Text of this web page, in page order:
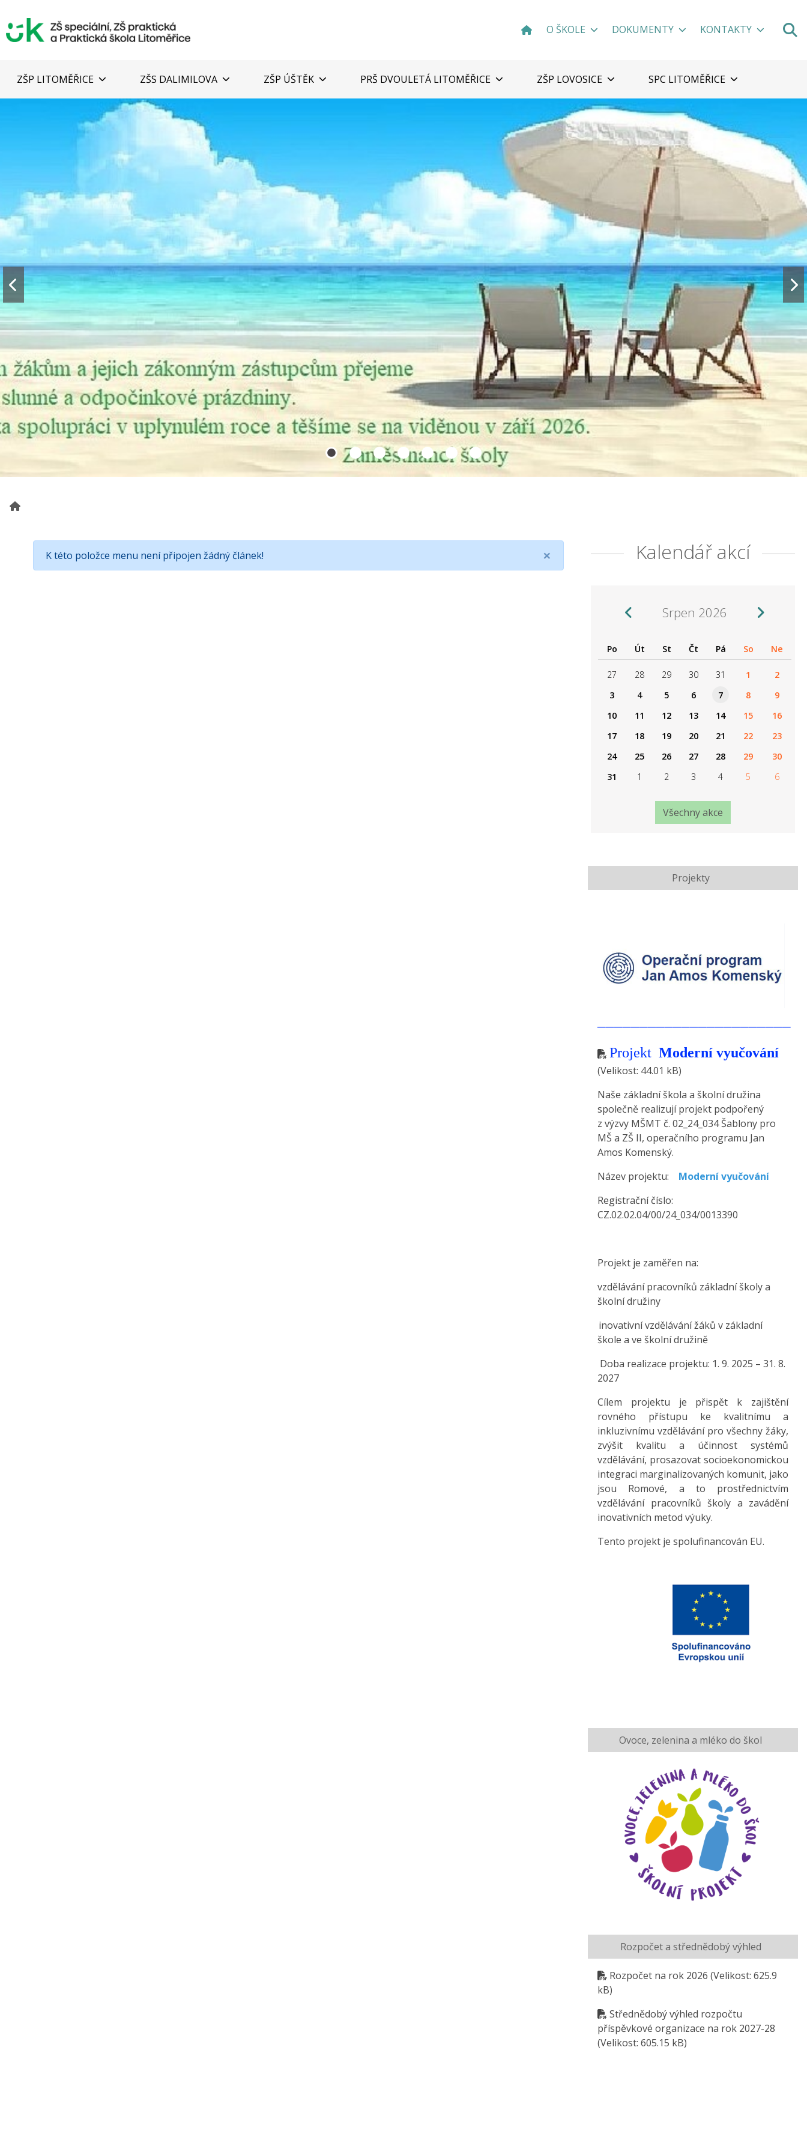
O ŠKOLE DOKUMENTY KONTAKTY
ZŠP LITOMĚŘICE ZŠS DALIMILOVA ZŠP ÚŠTĚK PRŠ DVOULETÁ LITOMĚŘICE ZŠP LOVOSICE SPC LITOMĚŘICE
×
K této položce menu není připojen žádný článek! Kalendář akcí
Srpen 2026
Po Út St Čt Pá So Ne
27 28 29 30 31 1
2
3
4 5 6 7 8
9
10
11 12 13 14 15
16
17
18 19 20 21 22
23
24
25 26 27 28 29
30
31
1 2 3 4 5 6
Všechny akce
Projekty
Projekt Moderní vyučování
(Velikost: 44.01 kB)
Naše základní škola a školní družina
společně realizují projekt podpořený
z výzvy MŠMT č. 02_24_034 Šablony pro
MŠ a ZŠ II, operačního programu Jan
Amos Komenský.
Název projektu:
Moderní vyučování
Registrační číslo:
CZ.02.02.04/00/24_034/0013390
Projekt je zaměřen na:
vzdělávání pracovníků základní školy a
školní družiny
inovativní vzdělávání žáků v základní
škole a ve školní družině
Doba realizace projektu: 1. 9. 2025 – 31. 8.
2027
Cílem projektu je přispět k zajištění
rovného přístupu ke kvalitnímu a
inkluzivnímu vzdělávání pro všechny žáky,
zvýšit kvalitu a účinnost systémů
vzdělávání, prosazovat socioekonomickou
integraci marginalizovaných komunit, jako
jsou Romové, a to prostřednictvím
vzdělávání pracovníků školy a zavádění
inovativních metod výuky.
Tento projekt je spolufinancován EU.
Ovoce, zelenina a mléko do škol
Rozpočet a střednědobý výhled
Rozpočet na rok 2026 (Velikost: 625.9
kB)
Střednědobý výhled rozpočtu
příspěvkové organizace na rok 2027-28
(Velikost: 605.15 kB)